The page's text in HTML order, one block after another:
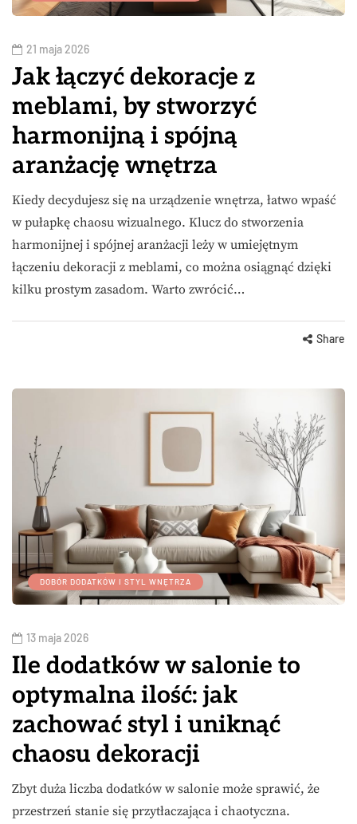
21 maja 2026
Jak łączyć dekoracje z
meblami, by stworzyć
harmonijną i spójną
aranżację wnętrza
Kiedy decydujesz się na urządzenie wnętrza, łatwo wpaść
w pułapkę chaosu wizualnego. Klucz do stworzenia
harmonijnej i spójnej aranżacji leży w umiejętnym
łączeniu dekoracji z meblami, co można osiągnąć dzięki
kilku prostym zasadom. Warto zwrócić…
Share
DOBÓR DODATKÓW I STYL WNĘTRZA
13 maja 2026
Ile dodatków w salonie to
optymalna ilość: jak
zachować styl i uniknąć
chaosu dekoracji
Zbyt duża liczba dodatków w salonie może sprawić, że
przestrzeń stanie się przytłaczająca i chaotyczna.